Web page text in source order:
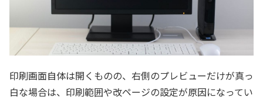
印刷画面自体は開くものの、右側のプレビューだけが真っ
白な場合は、印刷範囲や改ページの設定が原因になってい